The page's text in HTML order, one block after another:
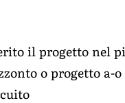
il progetto nel
o progetto a-